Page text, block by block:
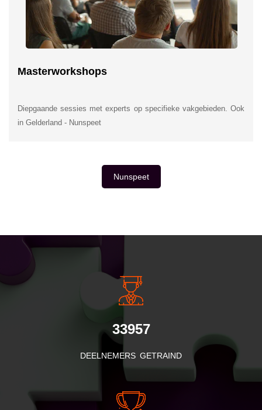
Masterworkshops
Diepgaande sessies met experts op specifieke vakgebieden. Ook
in Gelderland - Nunspeet
Nunspeet
INSIDE INFORMATIE
33957
DEELNEMERS GETRAIND